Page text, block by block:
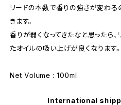
リードの本数で香りの強さが変わる
きます。
香りが弱くなってきたなと思ったら
たオイルの吸い上げが良くなります。
Net Volume : 100ml
International